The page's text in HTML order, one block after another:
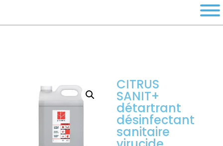
CITRUS
SANIT+
détartrant
désinfectant
sanitaire